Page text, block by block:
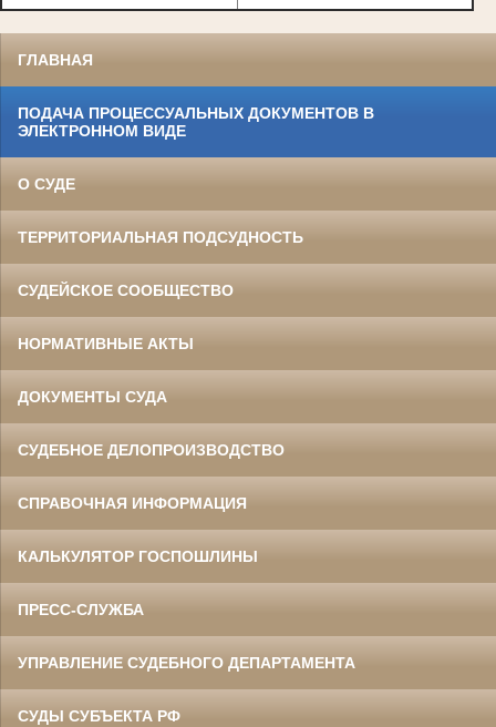
ГЛАВНАЯ
ПОДАЧА ПРОЦЕССУАЛЬНЫХ ДОКУМЕНТОВ В
ЭЛЕКТРОННОМ ВИДЕ
О СУДЕ
ТЕРРИТОРИАЛЬНАЯ ПОДСУДНОСТЬ
СУДЕЙСКОЕ СООБЩЕСТВО
НОРМАТИВНЫЕ АКТЫ
ДОКУМЕНТЫ СУДА
СУДЕБНОЕ ДЕЛОПРОИЗВОДСТВО
СПРАВОЧНАЯ ИНФОРМАЦИЯ
КАЛЬКУЛЯТОР ГОСПОШЛИНЫ
ПРЕСС-СЛУЖБА
УПРАВЛЕНИЕ СУДЕБНОГО ДЕПАРТАМЕНТА
СУДЫ СУБЪЕКТА РФ